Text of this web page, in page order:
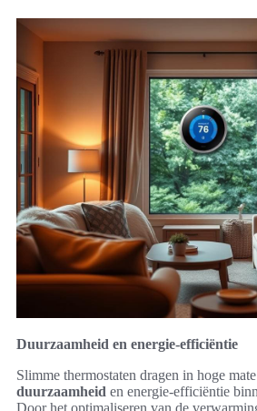
Duurzaamheid en energie-efficiëntie
Slimme thermostaten dragen in hoge
duurzaamheid en energie-efficiëntie